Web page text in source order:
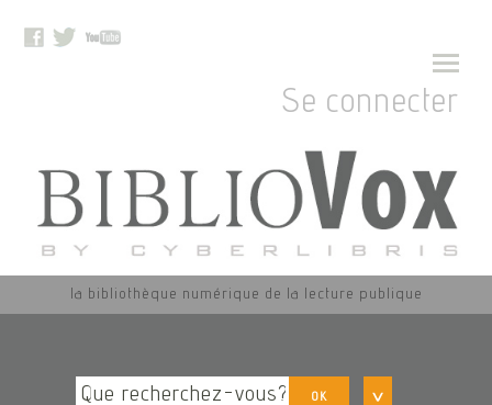
Se connecter
la bibliothèque numérique de la lecture publique
OK